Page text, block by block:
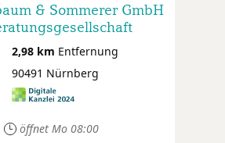
& Sommerer GmbH
2,98 km Entfernung
90491 Nürnberg
öffnet Mo 08:00